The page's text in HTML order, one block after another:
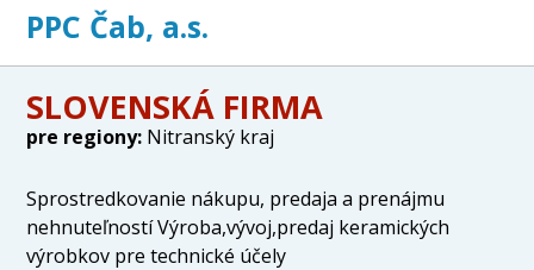
PPC Čab, a.s.
SLOVENSKÁ FIRMA
pre regiony: Nitranský kraj
Sprostredkovanie nákupu, predaja a prenájmu
nehnuteľností Výroba,vývoj,predaj keramických
výrobkov pre technické účely